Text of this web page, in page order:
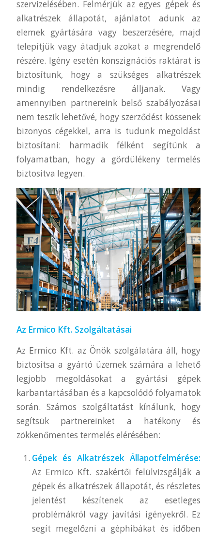
szervizelésében. Felmérjük az egyes gépek és
alkatrészek állapotát, ajánlatot adunk az
elemek gyártására vagy beszerzésére, majd
telepítjük vagy átadjuk azokat a megrendelő
részére. Igény esetén konszignációs raktárat is
biztosítunk, hogy a szükséges alkatrészek
mindig rendelkezésre álljanak. Vagy
amennyiben partnereink belső szabályozásai
nem teszik lehetővé, hogy szerződést kössenek
bizonyos cégekkel, arra is tudunk megoldást
biztosítani: harmadik félként segítünk a
folyamatban, hogy a gördülékeny termelés
biztosítva legyen.
Az Ermico Kft. Szolgáltatásai
Az Ermico Kft. az Önök szolgálatára áll, hogy
biztosítsa a gyártó üzemek számára a lehető
legjobb megoldásokat a gyártási gépek
karbantartásában és a kapcsolódó folyamatok
során. Számos szolgáltatást kínálunk, hogy
segítsük partnereinket a hatékony és
zökkenőmentes termelés elérésében:
Gépek és Alkatrészek Állapotfelmérése:
Az Ermico Kft. szakértői felülvizsgálják a
gépek és alkatrészek állapotát, és részletes
jelentést készítenek az esetleges
problémákról vagy javítási igényekről. Ez
segít megelőzni a géphibákat és időben